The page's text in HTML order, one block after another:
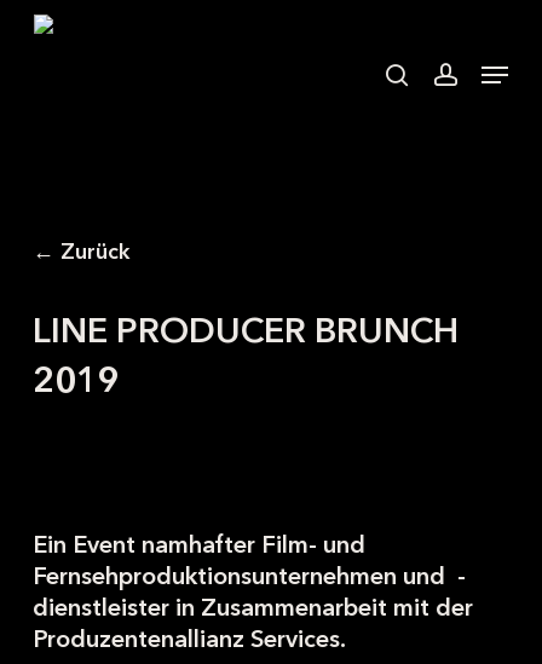
Skip
Menu
← Zurück
LINE PRODUCER BRUNCH
2019
Ein Event namhafter Film- und
Fernsehproduktionsunternehmen und -
dienstleister in Zusammenarbeit mit der
Produzentenallianz Services.